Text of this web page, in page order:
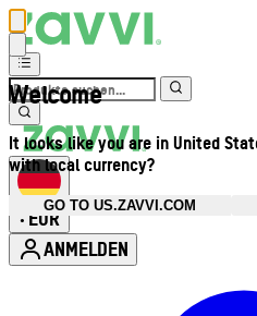
Welcome
It looks like you are in United
with local currency?
GO TO US.ZAVVI.COM
• EUR
ANMELDEN